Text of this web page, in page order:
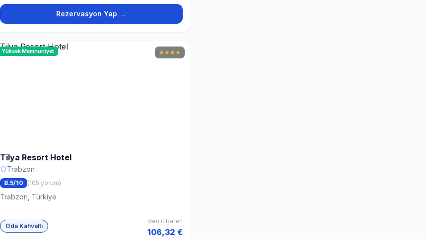
Rezervasyon Yap →
Yüksek Memnuniyet ★★★★
Tilya Resort Hotel
Trabzon
8.5/10 (105 yorum)
Trabzon, Türkiye
Oda Kahvaltı
den itibaren
106,32 €